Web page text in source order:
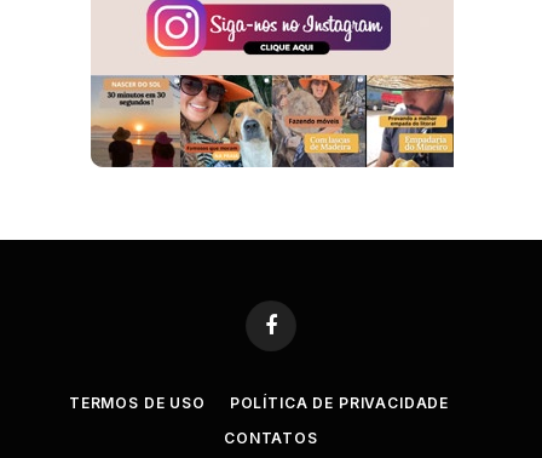
Facebook
TERMOS DE USO
POLÍTICA DE PRIVACIDADE
CONTATOS